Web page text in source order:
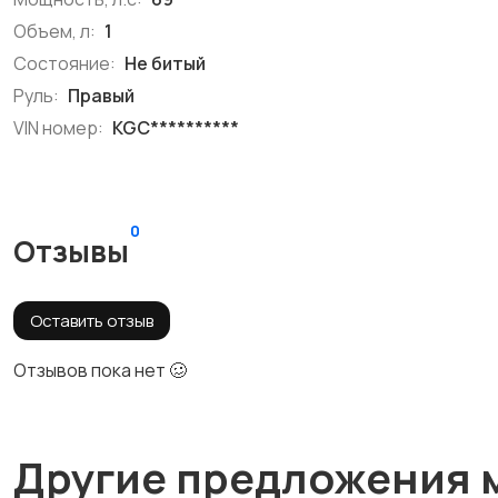
Объем, л: 1
Состояние: Не битый
Руль: Правый
VIN номер: KGC**********
Отзывы
0
Оставить отзыв
Отзывов пока нет 🥴
Другие предложения